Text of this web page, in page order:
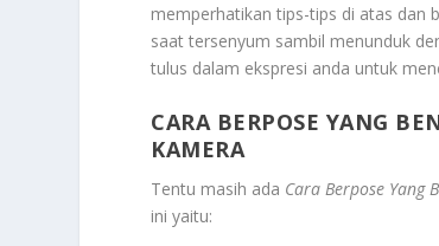
memperhatikan tips-tips di atas dan
saat tersenyum sambil menunduk
tulus dalam ekspresi anda untuk
CARA BERPOSE YANG
KAMERA
Tentu masih ada Cara Berpose Yang
ini yaitu: